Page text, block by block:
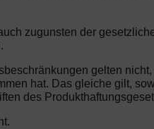
zugunsten der
gelten
hat. Das gleiche gilt,
des